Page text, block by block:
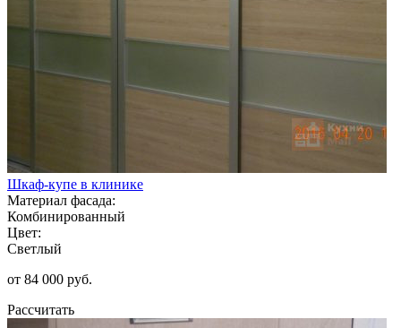
Шкаф-купе в клинике
Материал фасада:
Комбинированный
Цвет:
Светлый
от 84 000 руб.
Рассчитать